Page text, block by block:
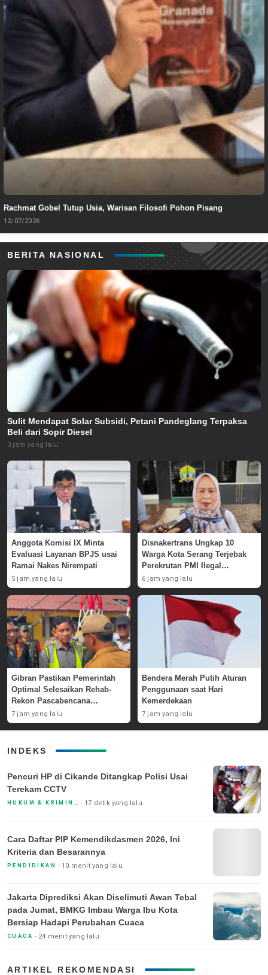
Rachmat Gobel Tutup Usia, Warisan Filosofi Pohon Pisang
12/07/2026
BERITA NASIONAL
Sulit Mendapat Solar Subsidi, Petani Pandeglang Terpaksa
Beli dari Sopir Diesel
3 jam yang lalu
Anggota Komisi IX Minta
Evaluasi Layanan BPJS usai
Ramai Nakes Nirempati
5 jam yang lalu
Disnakertrans Ungkap 10
Warga Kota Serang Terjebak
Perekrutan PMI Ilegal
Sepanjang 2026
6 jam yang lalu
Gibran Pastikan Pemerintah
Optimal Selesaikan Rehab-
Rekon Pascabencana
Sumatera
7 jam yang lalu
Bendera Merah Putih Aturan
Penggunaan saat Hari
Kemerdekaan
7 jam yang lalu
INDEKS
Pencuri HP di Cikande Ditangkap Polisi Usai
Terekam CCTV
HUKUM & KRIMINAL 17 detik yang lalu
Cara Daftar PIP Kemendikdasmen 2026, Ini
Kriteria dan Besarannya
PENDIDIKAN 10 menit yang lalu
Jakarta Diprediksi Akan Diselimuti Awan Tebal
pada Jumat, BMKG Imbau Warga Ibu Kota
Bersiap Hadapi Perubahan Cuaca
CUACA 24 menit yang lalu
ARTIKEL REKOMENDASI